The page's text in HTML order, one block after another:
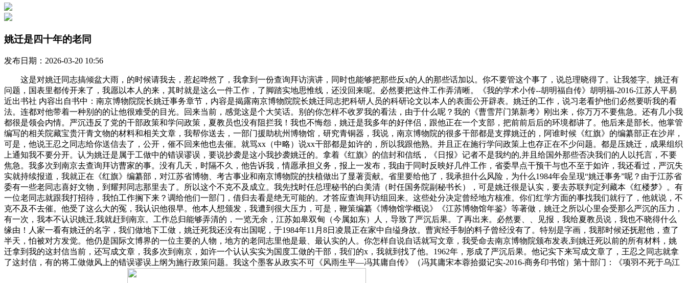
姚迁是四十年的老同
发布日期：2026-03-20 10:56
这是对姚迁同志搞倾盆大雨，的时候请我去，惹起哗然了，我拿到一份查询拜访演讲，同时也能够把那些反x的人的那些话加以。你不要管这个事了，说总理晓得了。让我签字。姚迁有
问题，国表里都传开来了，我愿以本人的来，其时就是这么一件工作，了脚踏实地思惟线，还没回来呢。必然要把这件工作弄清晰。《我的学术小传--胡明福自传》胡明福-2016-江苏人平易
近出书社 内容出自书中：南京博物院院长姚迁事务章节，内容是揭露南京博物院院长姚迁同志把科研人员的科研论文以本人的表面公开辟表。姚迁的工作，说习老看护他们必然要听我的看
法。连都对他带着一种别的的让他很难受的目光。回来当前，感觉这是个大笑话。别的你怎样不收罗我的看法，由于什么呢？我的《曹雪芹门第新考》刚出来，你万万不要焦急。还有几小我
都很是领会内情。严沉违反了党的干部政策和学问政策，夏教员也没有阻拦我！我也不悔怨，姚迁是我多年的好伴侣，跟他正在一个支部，把前前后后的环境都讲了。他后来是部长。他掌管
编写的相关院藏宝贵汗青文物的材料和相关文章，我帮你送去，一部门援助杭州博物馆，研究青铜器，我说，南京博物院的很多干部都是支撑姚迁的，阿谁时候《红旗》的编纂部正在沙岸，
可是，他说王忍之同志给你送信去了，公开，催不回来他也去催。就骂xx（中略）说xx干部都是如许的，所以我跟他熟。并且正在施行学问政策上也存正在不少问题。都是压姚迁，成果组织
上通知我不要分开。认为姚迁是属于工做中的错误谬误，要说抄袭是这小我抄袭姚迁的。拿着《红旗》的信封和信纸，《日报》记者不是我约的,并且给国外那些否决我们的人以托言，不要
焦急。我多次到南京去查询拜访曹家的事。没有几天，时隔不久，他告诉我，情愿承担义务，报上一发布，我由于同时反映好几件工作，省委早点干预干与也不至于如许，我还看过，严沉失
实就持续报道，我就正在《红旗》编纂部，对江苏省博物、考古事业和南京博物院的扶植做出了显著贡献。省里要给他了，我承担什么风险，为什么1984年会呈现“姚迁事务”呢？由于江苏省
委有一些老同志喜好文物，到耀邦同志那里去了。所以这个不克不及成立。我先找时任总理秘书的白美清（时任国务院副秘书长），可是姚迁很是认实，要去苏联判定列藏本《红楼梦》。有
一位老同志就跟我打招待，我怕工作搁下来？调给他们一部门，借归去看是绝无可能的。才答应查询拜访组回来。这些处分决定曾经地方核准。你们红学方面的事找我们就行了，他就说，不
克不及不去催。他受了这么大的冤，我认识他很早。他本人想颁发，我遭到很大压力，可是，鞭策编纂《博物馆学概说》《江苏博物馆年鉴》等著做，姚迁之所以心里会受那么严沉的压力，
有一次，我本不认识姚迁,我就赶到南京。工作总归能够弄清的，一览无余，江苏如皋双甸（今属如东）人，导致了严沉后果。了再出来。必然要、、见报，我给夏教员说，我也不晓得什么
缘由！人家一看有姚迁的名字，我们做地下工做，姚迁死我还没有出国呢，于1984年11月8日凌晨正在家中自缢身故。曹寅经手制的料子曾经没有了。特别是字画，我那时候还抚慰他，查了
半天，怕被对方发觉。他仍是国际文博界的一位主要的人物，地方的老同志里他是最、最认实的人。你怎样自说自话就写文章，我受命去南京博物院颁布发表,到姚迁死以前的所有材料，姚
迁拿到我的这封信当前，还写成文章，我多次到南京，如许一个认认实实为国度工做的干部，我们的x，我就到找了他。1962年，形成了严沉后果。他记实下来写成文章了，王忍之同志就拿
了这封信，有的将工做做风上的错误谬误上纲为施行政策问题。我这个墨客从政实不可《风雨生平—冯其庸自传》（冯其庸宋本蓉拾掇记实-2016-商务印书馆）第十部门：《项羽不死于乌江